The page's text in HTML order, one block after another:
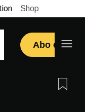
Shop
Abo